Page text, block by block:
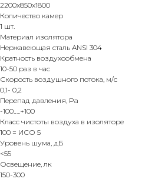
2200x850x1800
Количество камер
1 шт.
Материал изолятора
Нержавеющая сталь ANSI 304
Кратность воздухообмена
10-50 раз в час
Скорость воздушного потока, м/с
0,1- 0,2
Перепад давления, Pa
-100…..+100
Класс чистоты воздуха в изоляторе
100 = ИСО 5
Уровень шума, дБ
<55
Освещение, лк
150-300